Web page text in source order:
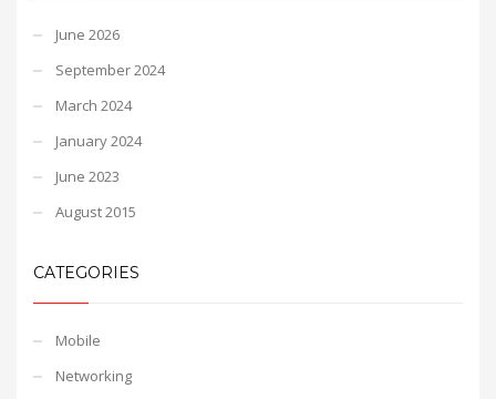
June 2026
September 2024
March 2024
January 2024
June 2023
August 2015
CATEGORIES
Mobile
Networking